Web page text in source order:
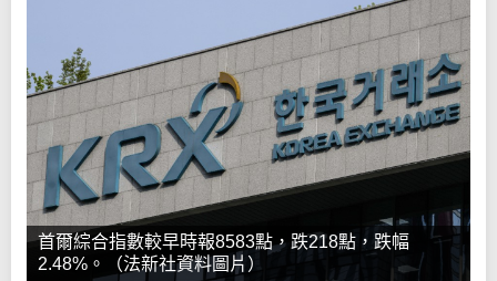
首爾綜合指數較早時報8583點，跌218點，跌幅
2.48%。（法新社資料圖片）